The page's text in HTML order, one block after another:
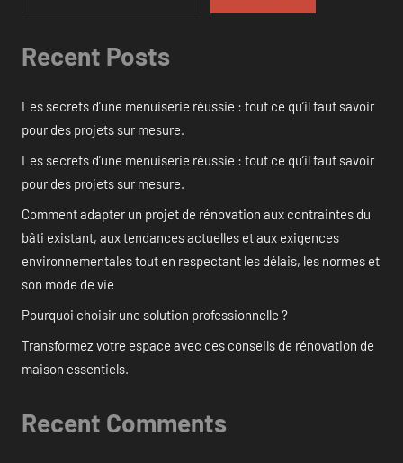
Recent Posts
Les secrets d’une menuiserie réussie : tout ce qu’il faut savoir
pour des projets sur mesure.
Les secrets d’une menuiserie réussie : tout ce qu’il faut savoir
pour des projets sur mesure.
Comment adapter un projet de rénovation aux contraintes du
bâti existant, aux tendances actuelles et aux exigences
environnementales tout en respectant les délais, les normes et
son mode de vie
Pourquoi choisir une solution professionnelle ?
Transformez votre espace avec ces conseils de rénovation de
maison essentiels.
Recent Comments